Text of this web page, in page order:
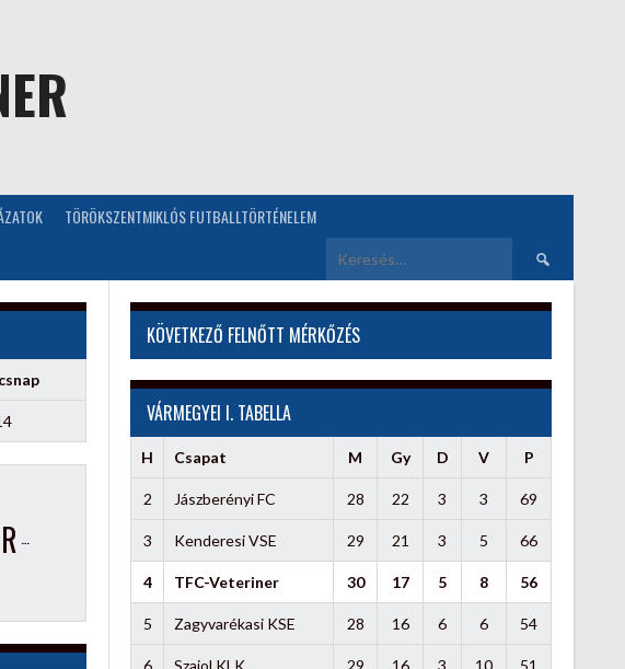
TÖRÖKSZENTMIKLÓS FUTBALLTÖRTÉNELEM
Keresés:
KÖVETKEZŐ FELNŐTT MÉRKŐZÉS
VÁRMEGYEI I. TABELLA
H Csapat M Gy D V P
2 Jászberényi FC 28 22 3 3 69
3 Kenderesi VSE 29 21 3 5 66
4 TFC-Veteriner 30 17 5 8 56
5 Zagyvarékasi KSE 28 16 6 6 54
6 Szajol KLK 29 16 3 10 51